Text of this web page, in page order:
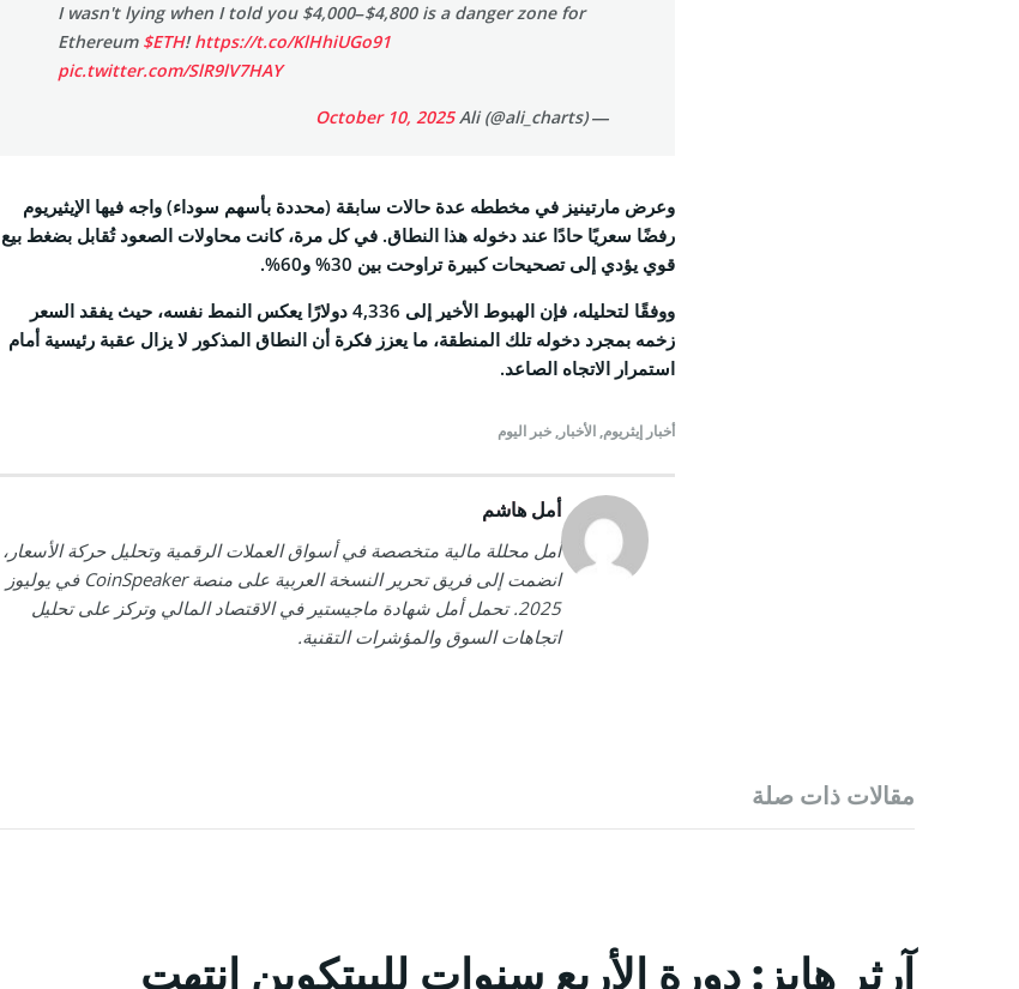
I wasn't lying when I told you $4,000–$4,800 is a danger zone for
Ethereum $ETH!https://t.co/KlHhiUGo91
pic.twitter.com/SlR9lV7HAY
— Ali (@ali_charts)
October 10, 2025
وعرض مارتينيز في مخططه عدة حالات سابقة (محددة بأسهم سوداء) واجه فيها الإيثيريوم
رفضًا سعريًا حادًا عند دخوله هذا النطاق. في كل مرة، كانت محاولات الصعود تُقابل بضغط بيع
قوي يؤدي إلى تصحيحات كبيرة تراوحت بين 30% و60%.
ووفقًا لتحليله، فإن الهبوط الأخير إلى 4,336 دولارًا يعكس النمط نفسه، حيث يفقد السعر
زخمه بمجرد دخوله تلك المنطقة، ما يعزز فكرة أن النطاق المذكور لا يزال عقبة رئيسية أمام
استمرار الاتجاه الصاعد.
أخبار إيثريوم, الأخبار, خبر اليوم
أمل هاشم
أمل محللة مالية متخصصة في أسواق العملات الرقمية وتحليل حركة الأسعار،
انضمت إلى فريق تحرير النسخة العربية على منصة CoinSpeaker في يوليوز
2025. تحمل أمل شهادة ماجيستير في الاقتصاد المالي وتركز على تحليل
اتجاهات السوق والمؤشرات التقنية.
مقالات ذات صلة
آرثر هايز: دورة الأربع سنوات للبيتكوين انتهت